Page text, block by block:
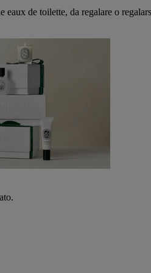
eaux de toilette, da regalare o